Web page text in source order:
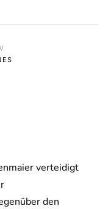
verteidigt
den